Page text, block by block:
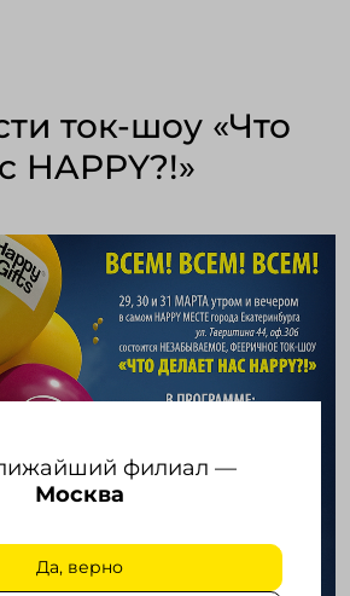
филиал —
Москва
Да, верно
ток-шоу «Что
HAPPY?!»
в кабинет